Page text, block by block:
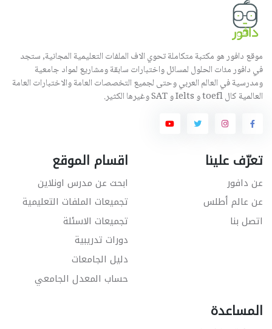
موقع دافور هو مكتبة متكاملة تحوي الاف الملفات التعليمية المجانية, ستجد
في دافور مئات الحلول لمسائل واختبارات سابقة ومشاريع لمواد جامعية
ومدرسية في العالم العربي وحتى لجميع التخصصات العامة والاختبارات العامة
العالمية كال toefl و Ielts و SAT وغيرها الكثير.
تعرّف علينا
عن دافور
عن عالم أطلس
اتصل بنا
اقسام الموقع
ابحث عن مدرس اونلاين
تجميعات الملفات التعليمية
تجميعات الاسئلة
دورات تدريبية
دليل الجامعات
حساب المعدل الجامعي
المساعدة